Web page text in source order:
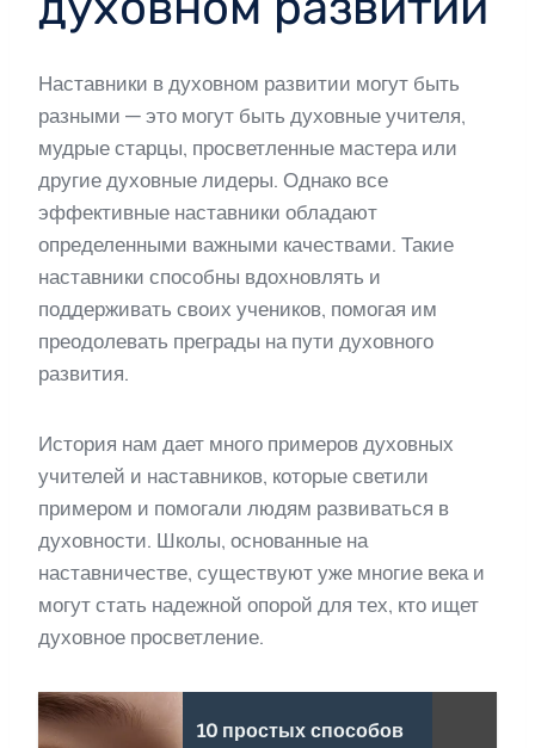
Наставники в духовном развитии могут быть
разными — это могут быть духовные учителя,
мудрые старцы, просветленные мастера или
другие духовные лидеры. Однако все
эффективные наставники обладают
определенными важными качествами. Такие
наставники способны вдохновлять и
поддерживать своих учеников, помогая им
преодолевать преграды на пути духовного
развития.
История нам дает много примеров духовных
учителей и наставников, которые светили
примером и помогали людям развиваться в
духовности. Школы, основанные на
наставничестве, существуют уже многие века и
могут стать надежной опорой для тех, кто ищет
духовное просветление.
10 простых способов